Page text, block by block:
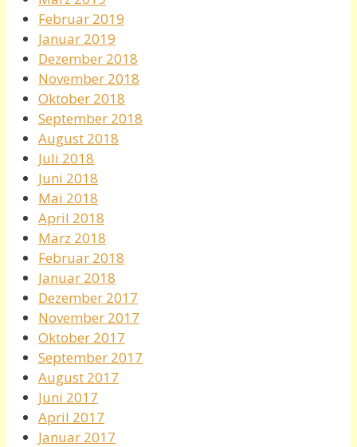
Februar 2019
Januar 2019
Dezember 2018
November 2018
Oktober 2018
September 2018
August 2018
Juli 2018
Juni 2018
Mai 2018
April 2018
März 2018
Februar 2018
Januar 2018
Dezember 2017
November 2017
Oktober 2017
September 2017
August 2017
Juni 2017
April 2017
Januar 2017